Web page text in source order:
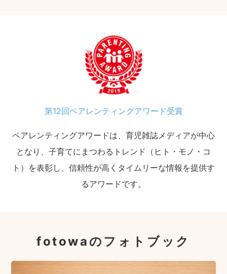
第12回ペアレンティングアワード受賞
ペアレンティングアワードは、育児雑誌メディアが中心
となり、子育てにまつわるトレンド（ヒト・モノ・コ
ト）を表彰し、信頼性が高くタイムリーな情報を提供す
るアワードです。
fotowaのフォトブック